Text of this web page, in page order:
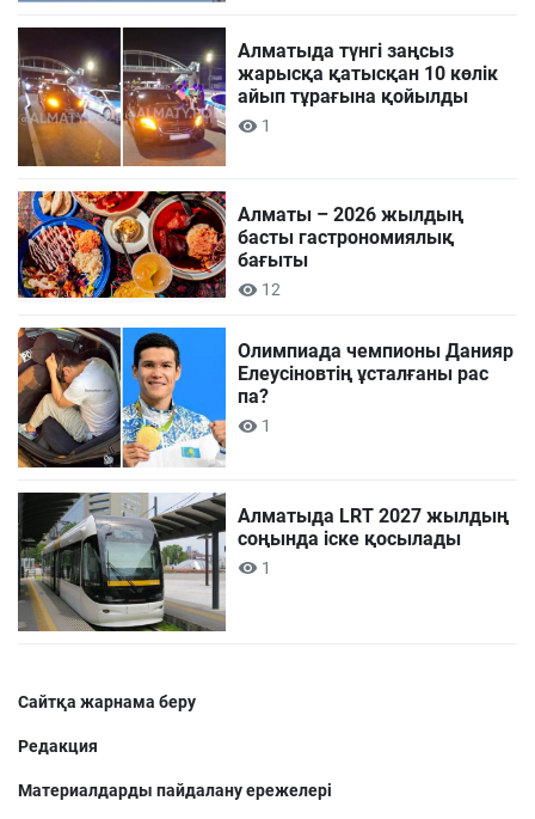
Алматыда түнгі заңсыз
жарысқа қатысқан 10 көлік
айып тұрағына қойылды
1
Алматы – 2026 жылдың
басты гастрономиялық
бағыты
12
Олимпиада чемпионы Данияр
Елеусіновтің ұсталғаны рас
па?
1
Алматыда LRT 2027 жылдың
соңында іске қосылады
1
Сайтқа жарнама беру
Редакция
Материалдарды пайдалану ережелері